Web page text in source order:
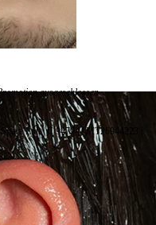
ausgeschlossen.
Ltd. | C 94794 | MT26944223 |